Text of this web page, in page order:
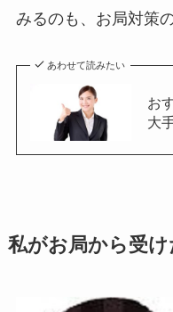
みるのも、お局対策
あわせて読みたい
お
大
私がお局から受